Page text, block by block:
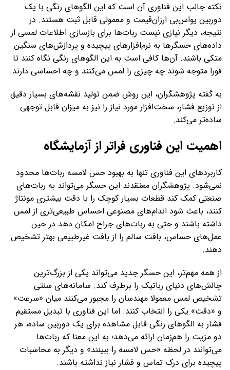
نکته جالب این فناوری آن است که این الگوهای رنگی با یک
دوربین یواس‌بی ارزان‌قیمت و معمولی قابل ثبت هستند. در
نتیجه، دیگر نیازی نیست ربات‌ها برای بازسازی اطلاعات لمسی از
داده‌های حسگرها به نرم‌افزارهای پیچیده و پردازش‌های سنگین
متکی باشند. آن‌ها کافی است به این الگوهای رنگی نگاه کنند تا
فورا متوجه شوند چه چیزی را لمس می‌کنند و چه احساسی دارند.
به گفته پژوهشگران، این روش ضمن تولید نقشه‌های بسیار دقیق
از توزیع فشار، سخت‌افزار مورد نیاز را نیز به میزان قابل توجهی
ساده‌تر می‌کند.
اهمیت این فناوری فراتر از آزمایشگاه
کاربردهای این فناوری تنها به بهبود حس لامسه ربات‌ها محدود
نمی‌شود. پژوهشگران معتقدند این حسگر می‌تواند به ربات‌های
صنعتی کمک کند قطعات بسیار کوچک را با دقت بیشتری مونتاژ
کنند، باعث شود اندام‌های مصنوعی احساس طبیعی‌تری از لمس
داشته باشند و حتی به ربات‌های جراح امکان دهد در حین
عمل‌های حساس، بافت سالم را از بافت غیرطبیعی بهتر تشخیص
دهند.
از همه مهم‌تر، این حسگر جدید می‌تواند یکی از بزرگ‌ترین
چالش‌های دنیای رباتیک را برطرف کند. سامانه‌های سنتی
تشخیص لمس معمولا مهندسان را مجبور می‌کنند میان «سرعت»
و «دقت» یکی را انتخاب کنند. اما این فناوری با تبدیل مستقیم
فشار به الگوهای رنگی قابل مشاهده برای یک دوربین ساده، هر
دو مزیت را هم‌زمان ارائه می‌دهد؛ به این معنا که ربات‌ها
می‌توانند در لحظه «حس لامسه را ببینند» و دیگر به محاسبات
پیچیده برای درک تماس و فشار نیاز نداشته باشند.